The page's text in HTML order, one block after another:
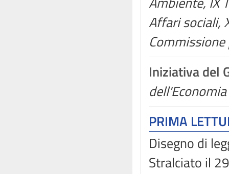
Affari sociali,
Iniziativa del
PRIMA
Disegno di
Stralciato il